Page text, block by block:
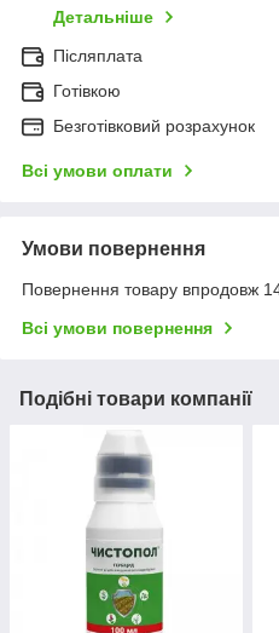
Детальніше
Післяплата
Готівкою
Безготівковий розрахунок
Всі умови оплати
Умови повернення
Повернення товару впродовж
Всі умови повернення
Подібні товари компанії